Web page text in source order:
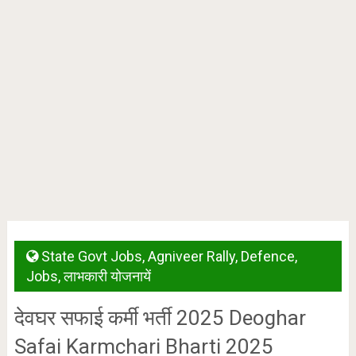
State Govt Jobs,Agniveer Rally, Defence,
Jobs,लाभकारी योजनायें
देवघर सफाई कर्मी भर्ती 2025 Deoghar
Safai Karmchari Bharti 2025